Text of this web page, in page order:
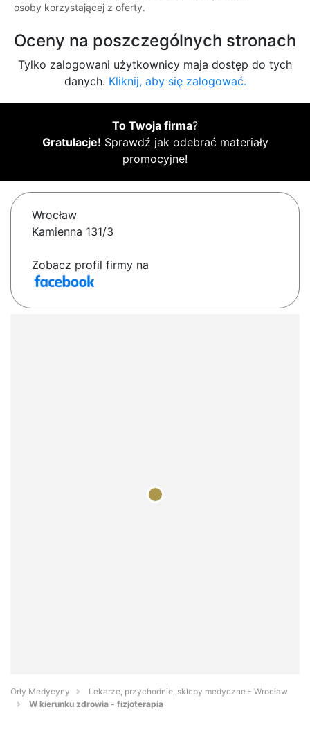
osoby korzystającej z oferty.
Oceny na poszczególnych stronach
Tylko zalogowani użytkownicy maja dostęp do tych
danych. Kliknij, aby się zalogować.
To Twoja firma?
Gratulacje! Sprawdź jak odebrać materiały
promocyjne!
Wrocław
Kamienna 131/3
Zobacz profil firmy na
Orły Medycyny
Lekarze, przychodnie, sklepy medyczne - Wrocław
W kierunku zdrowia - fizjoterapia